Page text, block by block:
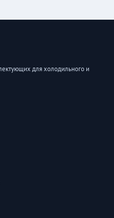
для холодильного и